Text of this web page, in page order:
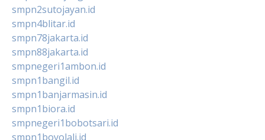
smpn2sutojayan.id
smpn4blitar.id
smpn78jakarta.id
smpn88jakarta.id
smpnegeri1ambon.id
smpn1bangil.id
smpn1banjarmasin.id
smpn1biora.id
smpnegeri1bobotsari.id
smpn1boyolali.id